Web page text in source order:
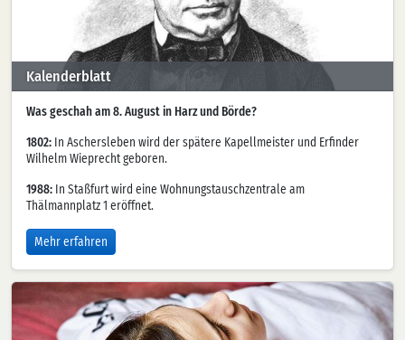
Kalenderblatt
Was geschah am 8. August in Harz und Börde?
1802: In Aschersleben wird der spätere Kapellmeister und Erfinder
Wilhelm Wieprecht geboren.
1988: In Staßfurt wird eine Wohnungstauschzentrale am
Thälmannplatz 1 eröffnet.
Mehr erfahren